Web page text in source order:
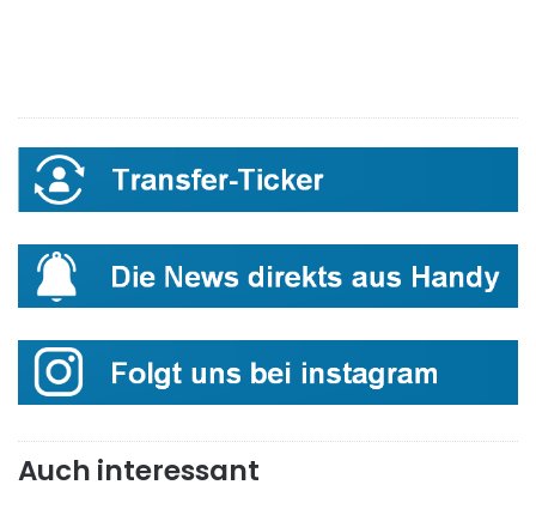
Auch interessant